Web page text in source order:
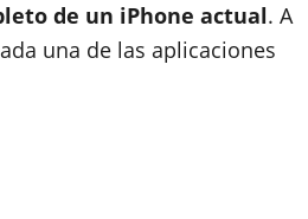
de un iPhone actual. A
una de las aplicaciones